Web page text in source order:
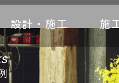
設計・施工 施